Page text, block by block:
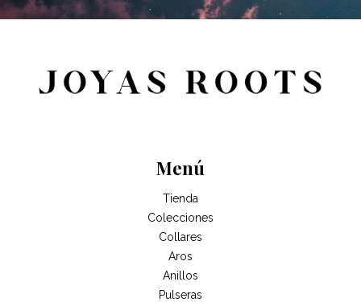
Menú
Tienda
Colecciones
Collares
Aros
Anillos
Pulseras